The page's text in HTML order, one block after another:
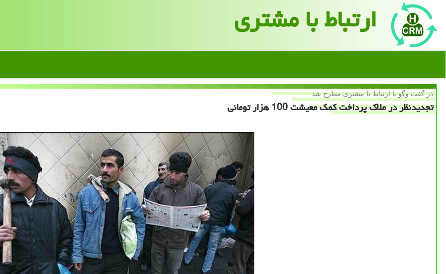
ارتباط با مشتری
در گفت وگو با ارتباط با مشتری مطرح شد
تجدیدنظر در ملاك پرداخت كمك معیشت 100 هزار تومانی